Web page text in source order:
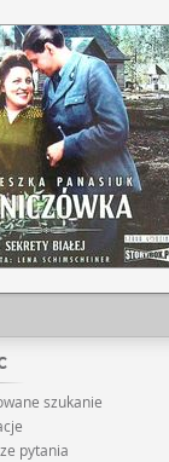
szukanie
pytania